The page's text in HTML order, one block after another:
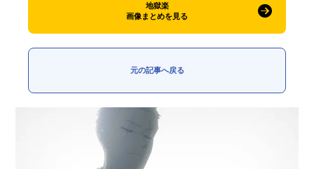
地獄楽
画像まとめを見る
元の記事へ戻る